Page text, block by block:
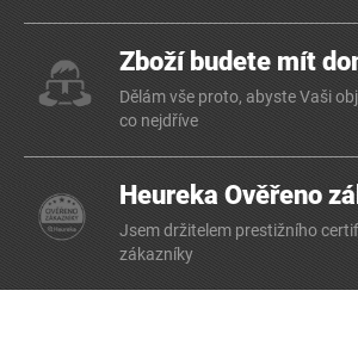
Zboží budete mít
Dělám vše proto, abyste Vaši
co nejdříve
Heureka Ověřeno
Jsem držitelem prestižního
zákazníky